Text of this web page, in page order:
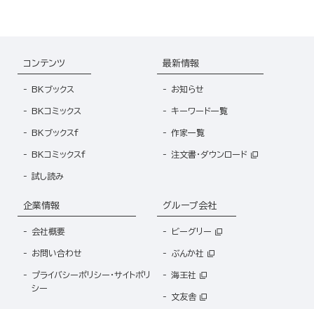
コンテンツ
BKブックス
BKコミックス
BKブックスf
BKコミックスf
試し読み
最新情報
お知らせ
キーワード一覧
作家一覧
注文書・ダウンロード
企業情報
会社概要
お問い合わせ
プライバシーポリシー・サイトポリ
シー
グループ会社
ビーグリー
ぶんか社
海王社
文友舎